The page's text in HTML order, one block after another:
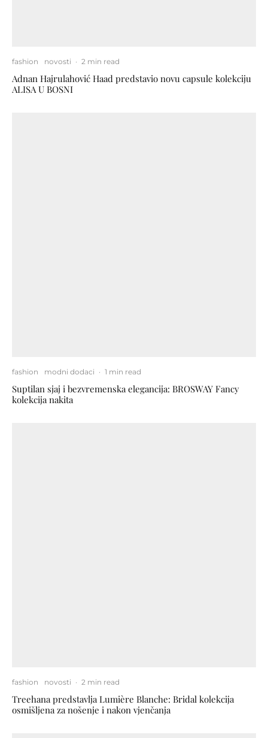
fashion novosti · 2 min read
Adnan Hajrulahović Haad predstavio novu capsule kolekciju
ALISA U BOSNI
fashion modni dodaci · 1 min read
Suptilan sjaj i bezvremenska elegancija: BROSWAY Fancy
kolekcija nakita
fashion novosti · 2 min read
Treehana predstavlja Lumière Blanche: Bridal kolekcija
osmišljena za nošenje i nakon vjenčanja